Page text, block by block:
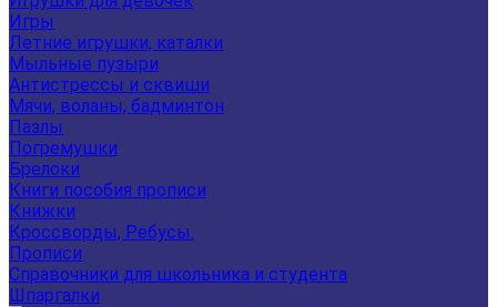
Игры
Летние игрушки, каталки
Мыльные пузыри
Антистрессы и сквиши
Мячи, воланы, бадминтон
Пазлы
Погремушки
Брелоки
Книги пособия прописи
Книжки
Кроссворды, Ребусы.
Прописи
Справочники для школьника и студента
Шпаргалки